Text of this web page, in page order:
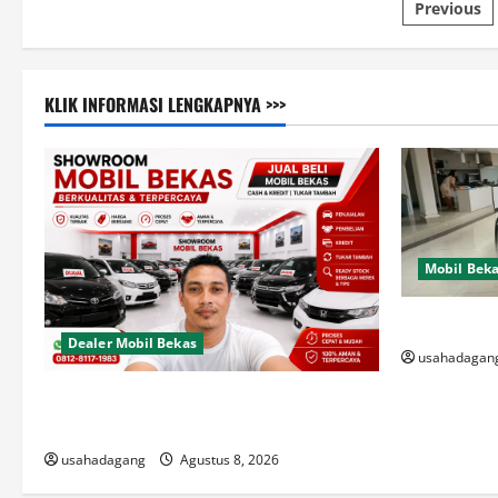
pos
Previous
KLIK INFORMASI LENGKAPNYA >>>
Dealer Mobil Bekas
usahadagang Agustus 8, 2026
Mobil